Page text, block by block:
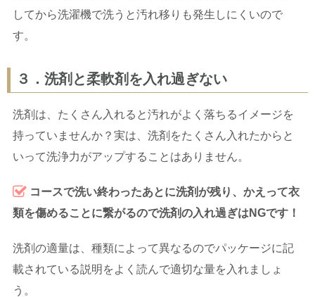
してから洗濯機で洗うと汚れ移りも発生しにくいので
す。
３．洗剤と柔軟剤を入れ過ぎない
洗剤は、たくさん入れると汚れがよく落ちるイメージを
持っていませんか？実は、洗剤をたくさん入れたからと
いって洗浄力がアップすることはありません。
コースで洗い終わったあとに洗剤が残り、かえって衣
類を傷めることに繋がるので洗剤の入れ過ぎはNGです！
洗剤の適量は、種類によって異なるのでパッケージに記
載されている説明をよく読んで適切な量を入れましょ
う。